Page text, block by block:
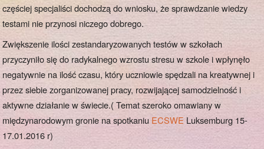
częściej specjaliści dochodzą do wniosku, że sprawdzanie wiedzy
testami nie przynosi niczego dobrego.
Zwiększenie ilości zestandaryzowanych testów w szkołach
przyczyniło się do radykalnego wzrostu stresu w szkole i wpłynęło
negatywnie na ilość czasu, który uczniowie spędzali na kreatywnej i
przez siebie zorganizowanej pracy, rozwijającej samodzielność i
aktywne działanie w świecie.( Temat szeroko omawiany w
międzynarodowym gronie na spotkaniu ECSWE Luksemburg 15-
17.01.2016 r)